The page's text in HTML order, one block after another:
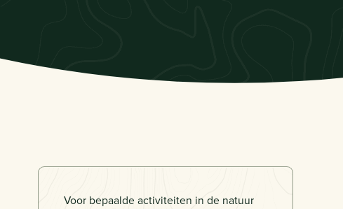
Voor bepaalde activiteiten in de natuur